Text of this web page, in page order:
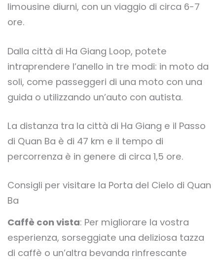
limousine diurni, con un viaggio di circa 6-7
ore.
Dalla città di Ha Giang Loop, potete
intraprendere l’anello in tre modi: in moto da
soli, come passeggeri di una moto con una
guida o utilizzando un’auto con autista.
La distanza tra la città di Ha Giang e il Passo
di Quan Ba è di 47 km e il tempo di
percorrenza è in genere di circa 1,5 ore.
Consigli per visitare la Porta del Cielo di Quan
Ba
Caffè con vista: Per migliorare la vostra
esperienza, sorseggiate una deliziosa tazza
di caffè o un’altra bevanda rinfrescante